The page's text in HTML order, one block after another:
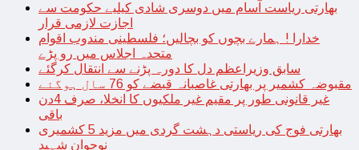
بھارتی ریاست آسام میں دوسری شادی کیلیے حکومت سے
اجازت لازمی قرار
خدارا ! ہمارے بچوں کو بچالیں؛ فلسطینی مندوب اقوام
متحدہ اجلاس میں رو پڑے
سابق وزیراعظم دل کا دورہ پڑنے سے انتقال کرگئے
مقبوضہ کشمیر پر بھارتی غاصبانہ قبضے کو 76 سال ہوگئے
غیر قانونی طور پر مقیم غیر ملکیوں کا انخلا، صرف 4دن
باقی
بھارتی فوج کی ریاستی دہشت گردی میں مزید 5 کشمیری
نوجوان شہید